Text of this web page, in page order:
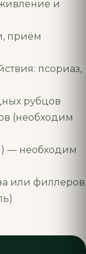
и
приём
псориаз,
рубцов
(необходим
— необходим
или филлеров